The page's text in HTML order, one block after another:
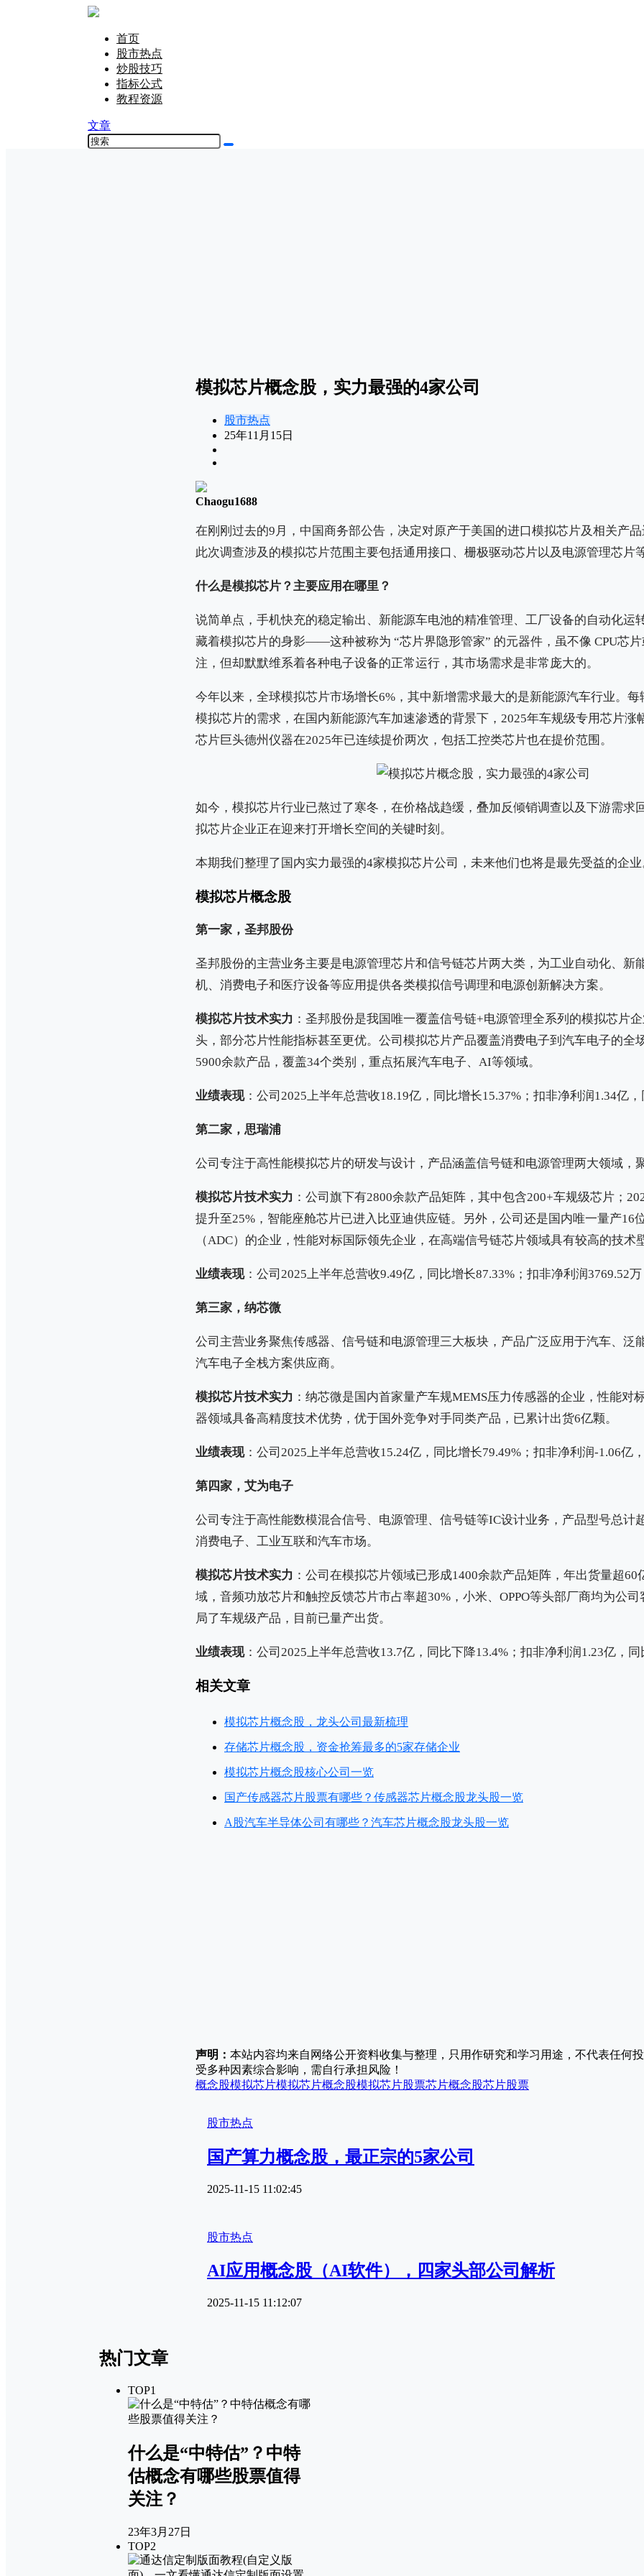
首页
股市热点
炒股技巧
指标公式
教程资源
文章
模拟芯片概念股，实力最强的4家公司
股市热点
25年11月15日
Chaogu1688
在刚刚过去的9月，中国商务部公告，决定对原产于美国的进口模拟芯片及相关产品
此次调查涉及的模拟芯片范围主要包括通用接口、栅极驱动芯片以及电源管理芯片等
什么是模拟芯片？主要应用在哪里？
说简单点，手机快充的稳定输出、新能源车电池的精准管理、工厂设备的自动化运
藏着模拟芯片的身影——这种被称为 “芯片界隐形管家” 的元器件，虽不像 CPU芯
注，但却默默维系着各种电子设备的正常运行，其市场需求是非常庞大的。
今年以来，全球模拟芯片市场增长6%，其中新增需求最大的是新能源汽车行业。
模拟芯片的需求，在国内新能源汽车加速渗透的背景下，2025年车规级专用芯片涨
芯片巨头德州仪器在2025年已连续提价两次，包括工控类芯片也在提价范围。
如今，模拟芯片行业已熬过了寒冬，在价格战趋缓，叠加反倾销调查以及下游需求
拟芯片企业正在迎来打开增长空间的关键时刻。
本期我们整理了国内实力最强的4家模拟芯片公司，未来他们也将是最先受益的企业
模拟芯片概念股
第一家，圣邦股份
圣邦股份的主营业务主要是电源管理芯片和信号链芯片两大类，为工业自动化、新
机、消费电子和医疗设备等应用提供各类模拟信号调理和电源创新解决方案。
模拟芯片技术实力 ：圣邦股份是我国唯一覆盖信号链+电源管理全系列的模拟芯片
头，部分芯片性能指标甚至更优。公司模拟芯片产品覆盖消费电子到汽车电子的全
5900余款产品，覆盖34个类别，重点拓展汽车电子、AI等领域‌。
业绩表现：公司2025上半年总营收18.19亿，同比增长15.37%‌；扣非净利润1.34亿，
第二家，思瑞浦
公司专注于高性能模拟芯片的研发与设计，产品涵盖信号链和电源管理两大领域，
模拟芯片技术实力 ：公司旗下有2800余款产品矩阵，其中包含200+车规级芯片；
提升至25%，智能座舱芯片已进入比亚迪供应链‌。另外，公司还是国内唯一量产16
（ADC）的企业，性能对标国际领先企业，在高端信号链芯片领域具有较高的技术
业绩表现：公司2025上半年总营收9.49亿，同比增长87.33%‌；扣非净利润3769.52万
第三家，纳芯微
公司主营业务聚焦传感器、信号链和电源管理三大板块，产品广泛应用于汽车、泛
汽车电子全栈方案供应商。
模拟芯片技术实力 ：纳芯微是国内首家量产车规MEMS压力传感器的企业，性能对
器领域具备高精度技术优势，优于国外竞争对手同类产品，已累计出货6亿颗。
业绩表现：公司2025上半年总营收15.24亿，同比增长79.49%‌；扣非净利润-1.06亿，
第四家，艾为电子
公司专注于高性能数模混合信号、电源管理、信号链等IC设计业务，产品型号总计
消费电子、工业互联和汽车市场。
模拟芯片技术实力 ：公司在模拟芯片领域已形成1400余款产品矩阵，年出货量超60
域，音频功放芯片和触控反馈芯片市占率超30%，小米、OPPO等头部厂商‌均为公
局了车规级产品，目前已量产出货。
业绩表现：公司2025上半年总营收13.7亿，同比下降13.4%‌；扣非净利润1.23亿，同
相关文章
模拟芯片概念股，龙头公司最新梳理
存储芯片概念股，资金抢筹最多的5家存储企业
模拟芯片概念股核心公司一览
国产传感器芯片股票有哪些？传感器芯片概念股龙头股一览
A股汽车半导体公司有哪些？汽车芯片概念股龙头股一览
声明： 本站内容均来自网络公开资料收集与整理，只用作研究和学习用途，不代表任何
受多种因素综合影响，需自行承担风险！
概念股模拟芯片模拟芯片概念股模拟芯片股票芯片概念股芯片股票
股市热点
国产算力概念股，最正宗的5家公司
2025-11-15 11:02:45
股市热点
AI应用概念股（AI软件），四家头部公司解析
2025-11-15 11:12:07
热门文章
TOP1
什么是“中特估”？中特
估概念有哪些股票值得
关注？
23年3月27日
TOP2